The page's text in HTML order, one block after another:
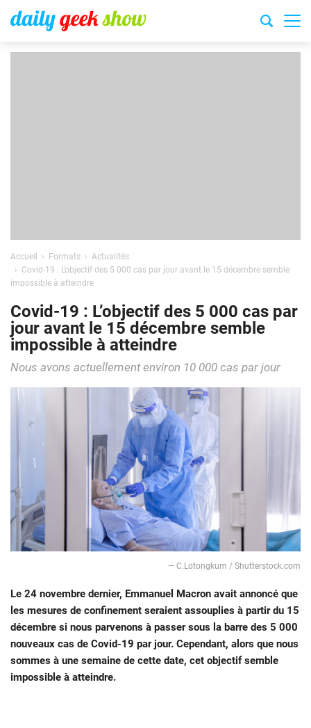
Accueil Formats
Actualités
Covid-19 : L’objectif des 5 000 cas par jour avant le 15 décembre semble
impossible à atteindre
Covid-19 : L’objectif des 5 000 cas par
jour avant le 15 décembre semble
impossible à atteindre
Nous avons actuellement environ 10 000 cas par jour
― C.Lotongkum / Shutterstock.com
Le 24 novembre dernier, Emmanuel Macron avait annoncé que
les mesures de confinement seraient assouplies à partir du 15
décembre si nous parvenons à passer sous la barre des 5 000
nouveaux cas de Covid-19 par jour. Cependant, alors que nous
sommes à une semaine de cette date, cet objectif semble
impossible à atteindre.